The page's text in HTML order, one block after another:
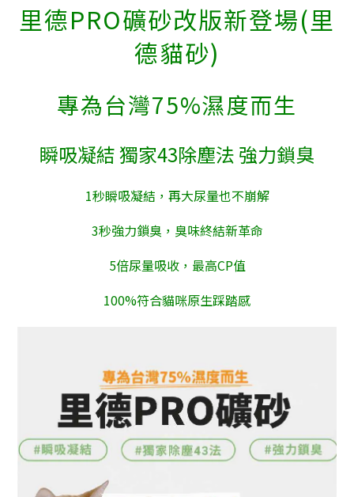
里德PRO礦砂改版新登場(里
德貓砂)
專為台灣75%濕度而生
瞬吸凝結 獨家43除塵法 強力鎖臭
1秒瞬吸凝結，再大尿量也不崩解
3秒強力鎖臭，臭味終結新革命
5倍尿量吸收，最高CP值
100%符合貓咪原生踩踏感